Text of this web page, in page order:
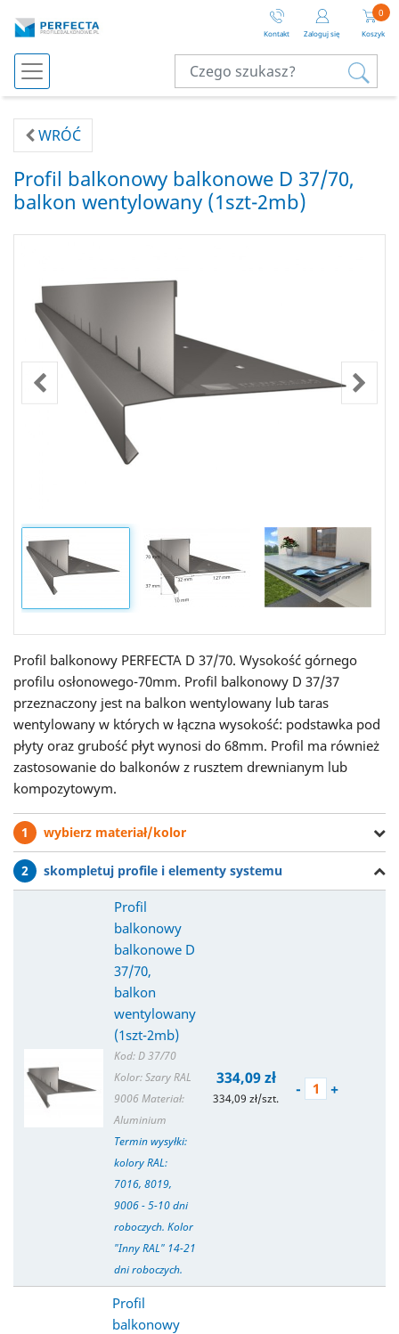
Kontakt Zaloguj się Koszyk
0
WRÓĆ
Profil balkonowy balkonowe D 37/70,
balkon wentylowany (1szt-2mb)
Profil balkonowy PERFECTA D 37/70. Wysokość górnego
profilu osłonowego-70mm. Profil balkonowy D 37/37
przeznaczony jest na balkon wentylowany lub taras
wentylowany w których w łączna wysokość: podstawka pod
płyty oraz grubość płyt wynosi do 68mm. Profil ma również
zastosowanie do balkonów z rusztem drewnianym lub
kompozytowym.
1 wybierz materiał/kolor
2 skompletuj profile i elementy systemu
Profil
balkonowy
balkonowe D
37/70,
balkon
wentylowany
(1szt-2mb)
Kod: D 37/70
Kolor: Szary RAL
9006Materiał:
Aluminium
Termin wysyłki:
kolory RAL:
7016, 8019,
9006 - 5-10 dni
roboczych. Kolor
"Inny RAL" 14-21
dni roboczych.
334,09 zł
334,09 zł/szt.
- +
Profil
balkonowy